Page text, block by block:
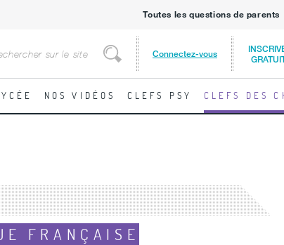
Toutes les questions de parents
Rechercher
Connectez-vous
NOS VIDÉOS CLEFS PSY CLEFS DES
FRANÇAISE